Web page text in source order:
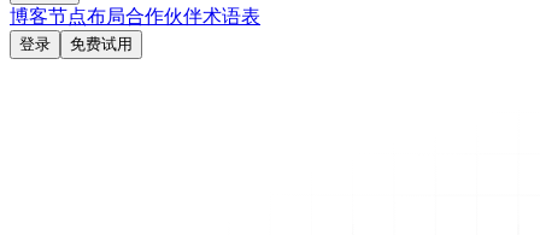
博客节点布局合作伙伴术语表
登录 免费试用